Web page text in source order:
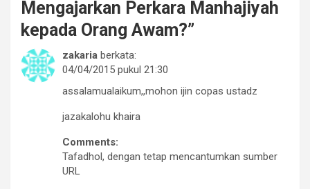
Mengajarkan Perkara Manhajiyah
kepada Orang Awam?”
zakaria berkata:
04/04/2015 pukul 21:30
assalamualaikum,,mohon ijin copas ustadz
jazakalohu khaira
Comments:
Tafadhol, dengan tetap mencantumkan sumber
URL